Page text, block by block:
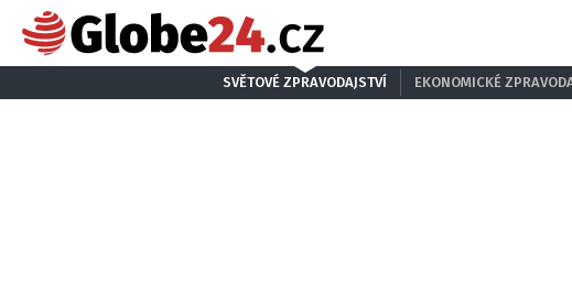
SVĚTOVÉ ZPRAVODAJSTVÍ EKONOMICKÉ